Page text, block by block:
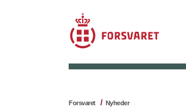
Forsvaret Nyheder